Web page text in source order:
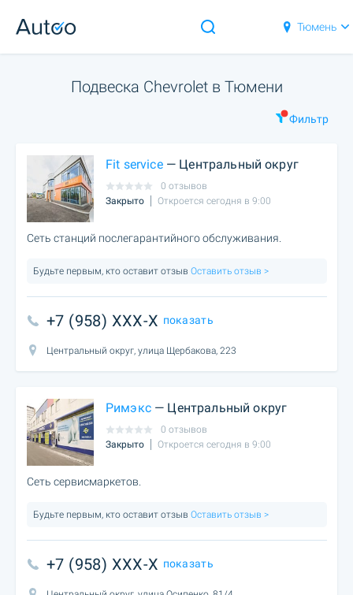
Тюмень
Подвеска Chevrolet в Тюмени
Фильтр
Fit service— Центральный округ
0 отзывов
Закрыто
Откроется сегодня в 9:00
Сеть станций послегарантийного обслуживания.
Будьте первым, кто оставит отзыв Оставить отзыв >
+7 (958) XXX-X показать
Центральный округ, улица Щербакова, 223
Римэкс— Центральный округ
0 отзывов
Закрыто
Откроется сегодня в 9:00
Сеть сервисмаркетов.
Будьте первым, кто оставит отзыв Оставить отзыв >
+7 (958) XXX-X показать